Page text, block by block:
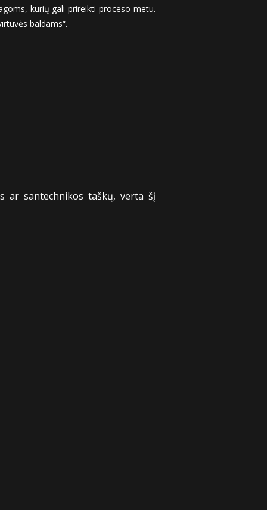
kurių gali prireikti proceso metu.
baldams“.
ar santechnikos taškų, verta šį